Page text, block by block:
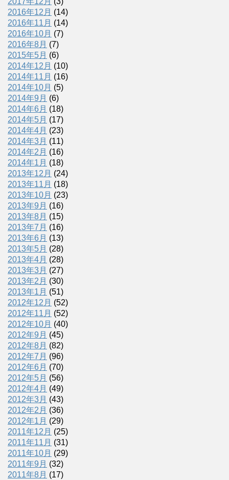
2016年12月 (14)
2016年11月 (14)
2016年10月 (7)
2016年8月 (7)
2015年5月 (6)
2014年12月 (10)
2014年11月 (16)
2014年10月 (5)
2014年9月 (6)
2014年6月 (18)
2014年5月 (17)
2014年4月 (23)
2014年3月 (11)
2014年2月 (16)
2014年1月 (18)
2013年12月 (24)
2013年11月 (18)
2013年10月 (23)
2013年9月 (16)
2013年8月 (15)
2013年7月 (16)
2013年6月 (13)
2013年5月 (28)
2013年4月 (28)
2013年3月 (27)
2013年2月 (30)
2013年1月 (51)
2012年12月 (52)
2012年11月 (52)
2012年10月 (40)
2012年9月 (45)
2012年8月 (82)
2012年7月 (96)
2012年6月 (70)
2012年5月 (56)
2012年4月 (49)
2012年3月 (43)
2012年2月 (36)
2012年1月 (29)
2011年12月 (25)
2011年11月 (31)
2011年10月 (29)
2011年9月 (32)
2011年8月 (17)